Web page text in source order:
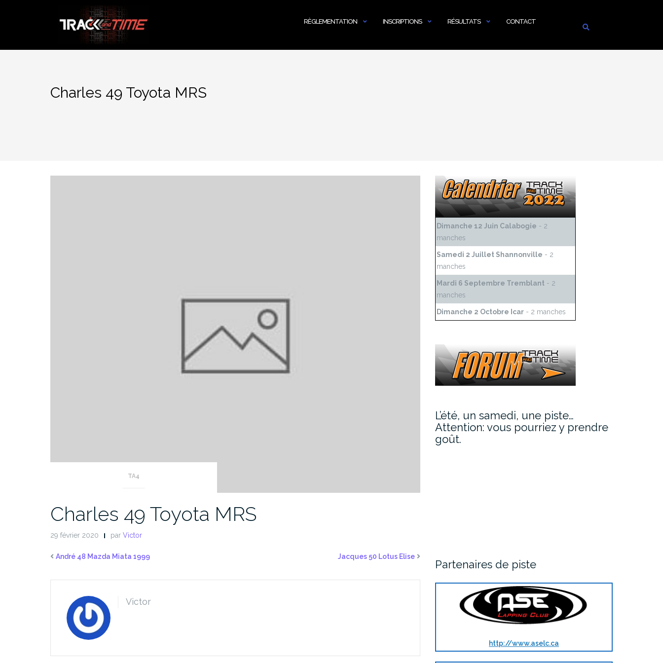
RÈGLEMENTATION INSCRIPTIONS RÉSULTATS CONTACT
Charles 49 Toyota MRS
TA4
Charles 49 Toyota MRS
29 février 2020 par Victor
André 48 Mazda Miata 1999 Jacques 50 Lotus Elise
Victor
Dimanche 12 Juin Calabogie - 2
manches
Samedi 2 Juillet Shannonville - 2
manches
Mardi 6 Septembre Tremblant - 2
manches
Dimanche 2 Octobre Icar - 2 manches
L’été, un samedi, une piste…
Attention: vous pourriez y prendre
goût.
Partenaires de piste
http://www.aselc.ca